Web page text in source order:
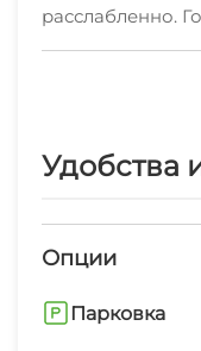
расслабленно.
ватрушки,
Удобства
Опции
Парковка